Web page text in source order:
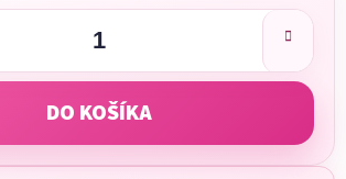
Jednotková cena:
DO KOŠÍKA